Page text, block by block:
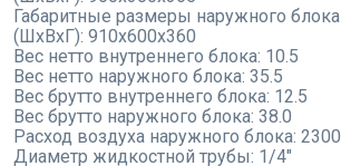
Габаритные размеры наружного
(ШxВxГ): 910x600x360
Вес нетто внутреннего блока: 10.5
Вес нетто наружного блока: 35.5
Вес брутто внутреннего блока: 12.5
Вес брутто наружного блока: 38.0
Расход воздуха наружного блока: 2300
Диаметр жидкостной трубы: 1/4"